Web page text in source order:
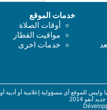
خدمات الموقع
أوقات الصلاة
مواقيت القطار
خدمات اخرى
للموقع أي مسؤولية إعلامية أو أدبية أو
2014